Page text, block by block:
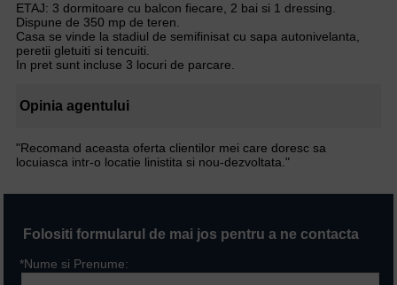
ETAJ: 3 dormitoare cu balcon fiecare, 2 bai si 1 dressing.
Dispune de 350 mp de teren.
Casa se vinde la stadiul de semifinisat cu sapa autonivelanta,
peretii gletuiti si tencuiti.
In pret sunt incluse 3 locuri de parcare.
Opinia agentului
"Recomand aceasta oferta clientilor mei care doresc sa
locuiasca intr-o locatie linistita si nou-dezvoltata."
Folositi formularul de mai jos pentru a ne contacta
*Nume si Prenume: